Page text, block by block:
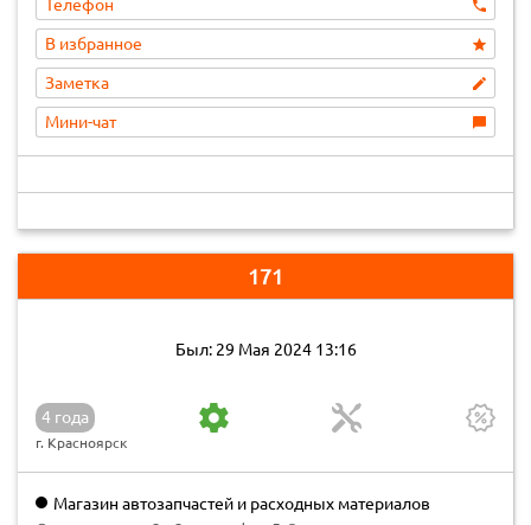
Телефон
В избранное
Заметка
Мини-чат
171
Был: 29 Мая 2024 13:16
4 года
г. Красноярск
Магазин автозапчастей и расходных материалов